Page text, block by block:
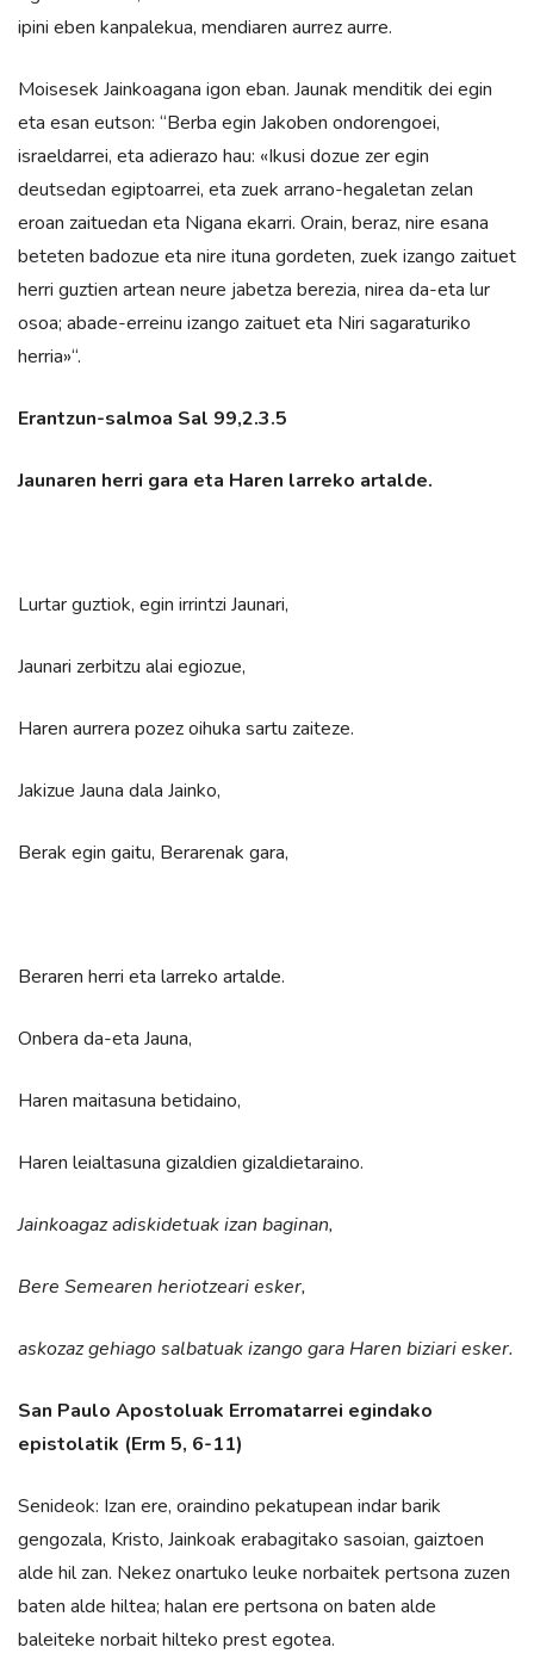
ipini eben kanpalekua, mendiaren aurrez aurre.
Moisesek Jainkoagana igon eban. Jaunak menditik dei egin
eta esan eutson: “Berba egin Jakoben ondorengoei,
israeldarrei, eta adierazo hau: «Ikusi dozue zer egin
deutsedan egiptoarrei, eta zuek arrano-hegaletan zelan
eroan zaituedan eta Nigana ekarri. Orain, beraz, nire esana
beteten badozue eta nire ituna gordeten, zuek izango zaituet
herri guztien artean neure jabetza berezia, nirea da-eta lur
osoa; abade-erreinu izango zaituet eta Niri sagaraturiko
herria»“.
Erantzun-salmoa Sal 99,2.3.5
Jaunaren herri gara eta Haren larreko artalde.
Lurtar guztiok, egin irrintzi Jaunari,
Jaunari zerbitzu alai egiozue,
Haren aurrera pozez oihuka sartu zaiteze.
Jakizue Jauna dala Jainko,
Berak egin gaitu, Berarenak gara,
Beraren herri eta larreko artalde.
Onbera da-eta Jauna,
Haren maitasuna betidaino,
Haren leialtasuna gizaldien gizaldietaraino.
Jainkoagaz adiskidetuak izan baginan,
Bere Semearen heriotzeari esker,
askozaz gehiago salbatuak izango gara Haren biziari esker.
San Paulo Apostoluak Erromatarrei egindako
epistolatik (Erm 5, 6-11)
Senideok: Izan ere, oraindino pekatupean indar barik
gengozala, Kristo, Jainkoak erabagitako sasoian, gaiztoen
alde hil zan. Nekez onartuko leuke norbaitek pertsona zuzen
baten alde hiltea; halan ere pertsona on baten alde
baleiteke norbait hilteko prest egotea.